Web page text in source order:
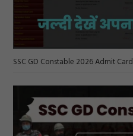
SSC GD Constable 2026 Admit